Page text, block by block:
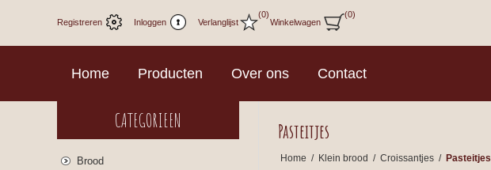
Registreren Inloggen Verlanglijst
(0)
Winkelwagen
(0)
Home Producten Over ons Contact
Pasteitjes
Home / Klein brood / Croissantjes / Pasteitjes
CATEGORIEEN
Brood